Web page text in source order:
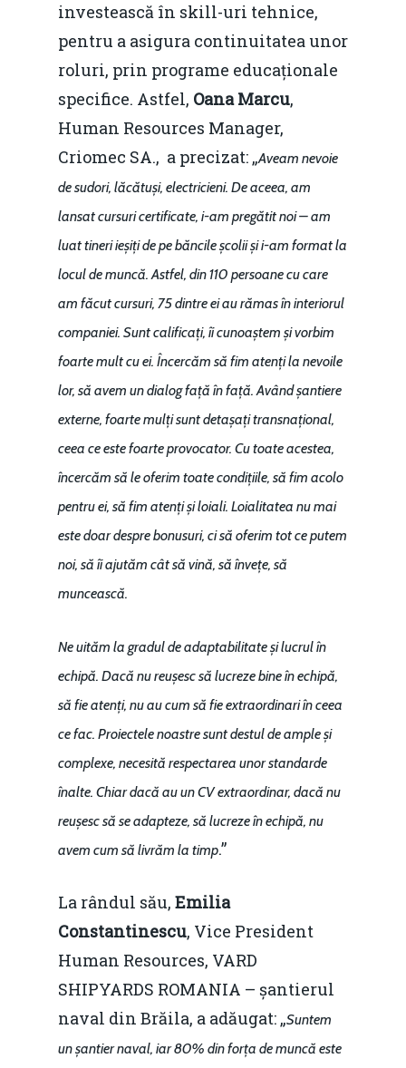
investească în skill-uri tehnice,
pentru a asigura continuitatea unor
roluri, prin programe educaționale
specifice. Astfel, Oana Marcu,
Human Resources Manager,
Criomec SA., a precizat: „Aveam nevoie
de sudori, lăcătuși, electricieni. De aceea, am
lansat cursuri certificate, i-am pregătit noi – am
luat tineri ieșiți de pe băncile școlii și i-am format la
locul de muncă. Astfel, din 110 persoane cu care
am făcut cursuri, 75 dintre ei au rămas în interiorul
companiei. Sunt calificați, îi cunoaștem și vorbim
foarte mult cu ei. Încercăm să fim atenți la nevoile
lor, să avem un dialog față în față. Având șantiere
externe, foarte mulți sunt detașați transnațional,
ceea ce este foarte provocator. Cu toate acestea,
încercăm să le oferim toate condițiile, să fim acolo
pentru ei, să fim atenți și loiali. Loialitatea nu mai
este doar despre bonusuri, ci să oferim tot ce putem
noi, să îi ajutăm cât să vină, să învețe, să
muncească.
Ne uităm la gradul de adaptabilitate și lucrul în
echipă. Dacă nu reușesc să lucreze bine în echipă,
să fie atenți, nu au cum să fie extraordinari în ceea
ce fac. Proiectele noastre sunt destul de ample și
complexe, necesită respectarea unor standarde
înalte. Chiar dacă au un CV extraordinar, dacă nu
reușesc să se adapteze, să lucreze în echipă, nu
avem cum să livrăm la timp.”
La rândul său, Emilia
Constantinescu, Vice President
Human Resources, VARD
SHIPYARDS ROMANIA – șantierul
naval din Brăila, a adăugat: „Suntem
un șantier naval, iar 80% din forța de muncă este